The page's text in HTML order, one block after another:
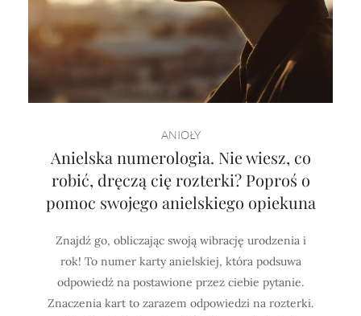
ANIOŁY
Anielska numerologia. Nie wiesz, co
robić, dręczą cię rozterki? Poproś o
pomoc swojego anielskiego opiekuna
Znajdź go, obliczając swoją wibrację urodzenia i
rok! To numer karty anielskiej, która podsuwa
odpowiedź na postawione przez ciebie pytanie.
Znaczenia kart to zarazem odpowiedzi na rozterki.